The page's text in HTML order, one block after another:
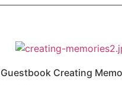
Guestbook Creating